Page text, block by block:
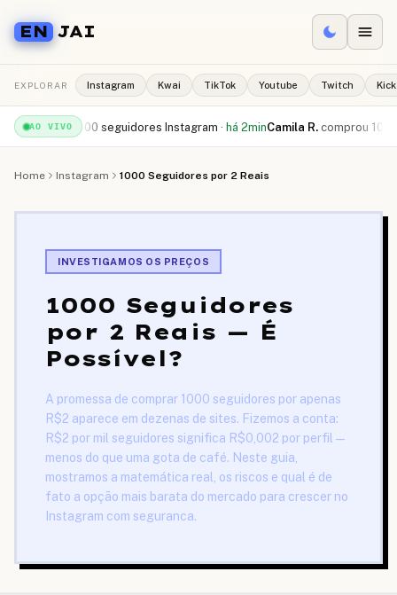
EN JAI
EXPLORAR Instagram Kwai TikTok Youtube Twitch Kick
AO VIVO
500 seguidores Instagram ·há 2minCamila R. comprou 10.000
Home Instagram 1000 Seguidores por 2 Reais
INVESTIGAMOS OS PREÇOS
1000 Seguidores
por 2 Reais — É
Possível?
A promessa de comprar 1000 seguidores por apenas
R$2 aparece em dezenas de sites. Fizemos a conta:
R$2 por mil seguidores significa R$0,002 por perfil —
menos do que uma gota de café. Neste guia,
mostramos a matemática real, os riscos e qual é de
fato a opção mais barata do mercado para crescer no
Instagram com seguranca.